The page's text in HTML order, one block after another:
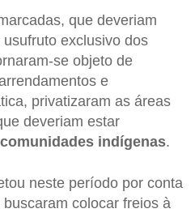
que deveriam
exclusivo dos
se objeto de
e
privatizaram as áreas
deveriam estar
comunidades indígenas.
neste período por conta
colocar freios à